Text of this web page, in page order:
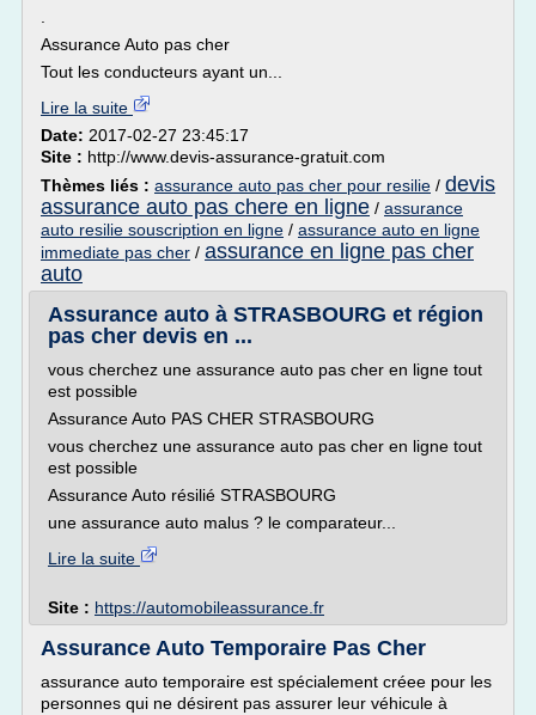
Assurance Auto pas cher
Tout les conducteurs ayant un...
Lire la suite
Date: 2017-02-27 23:45:17
Site : http://www.devis-assurance-gratuit.com
Thèmes liés : assurance auto pas cher pour resilie / devis
assurance auto pas chere en ligne / assurance
auto resilie souscription en ligne / assurance auto en ligne
immediate pas cher / assurance en ligne pas cher
auto
Assurance auto à STRASBOURG et région
pas cher devis en ...
vous cherchez une assurance auto pas cher en ligne tout
est possible
Assurance Auto PAS CHER STRASBOURG
vous cherchez une assurance auto pas cher en ligne tout
est possible
Assurance Auto résilié STRASBOURG
une assurance auto malus ? le comparateur...
Lire la suite
Site : https://automobileassurance.fr
Assurance Auto Temporaire Pas Cher
assurance auto temporaire est spécialement créee pour les
personnes qui ne désirent pas assurer leur véhicule à